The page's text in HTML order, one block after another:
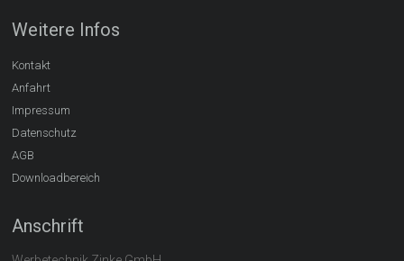
Weitere Infos
Kontakt
Anfahrt
Impressum
Datenschutz
AGB
Downloadbereich
Anschrift